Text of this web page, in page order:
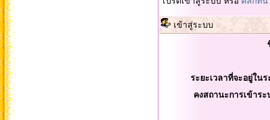
เข้าสู่ระบบ
ระยะเวลาที่จะอยู่ใน
คงสถานะการเข้าร